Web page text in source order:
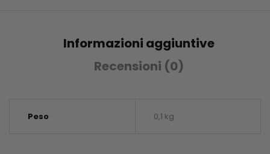
Informazioni aggiuntive
Recensioni (0)
Peso 0,1 kg